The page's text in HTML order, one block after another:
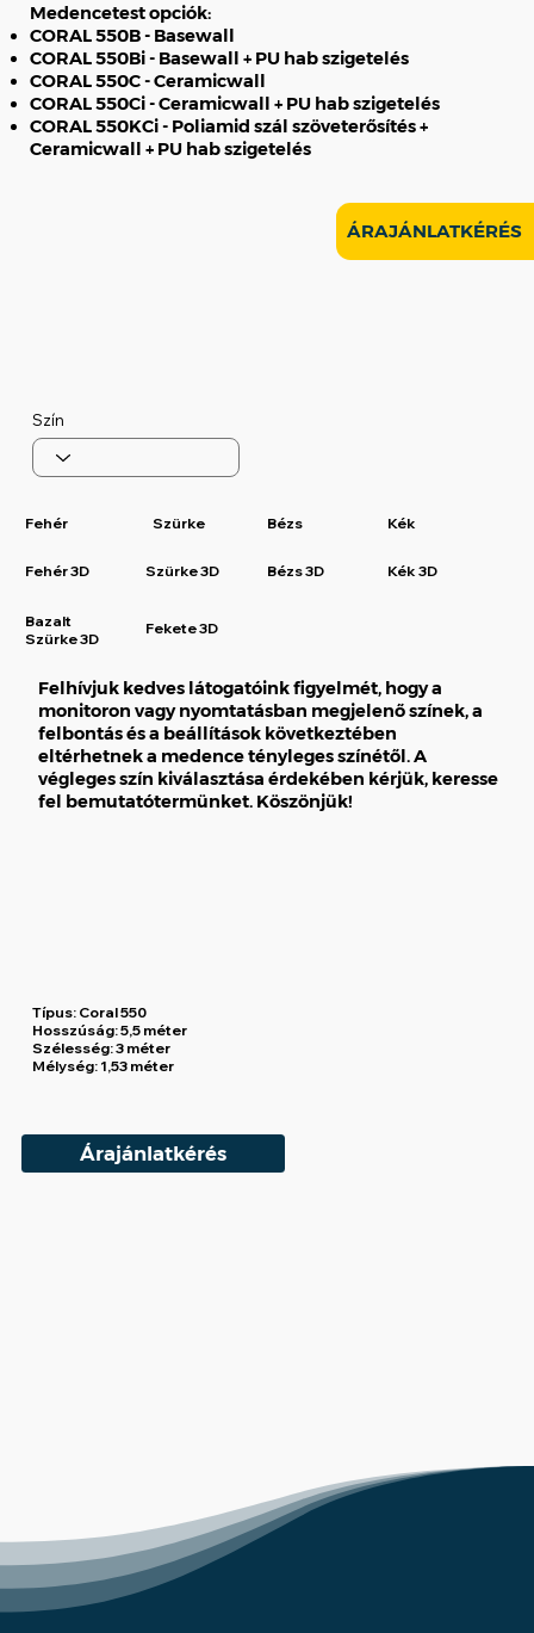
Medencetest opciók:
CORAL 550B - Basewall
CORAL 550Bi - Basewall + PU hab szigetelés
CORAL 550C - Ceramicwall
CORAL 550Ci - Ceramicwall + PU hab szigetelés
CORAL 550KCi - Poliamid szál szöveterősítés +
Ceramicwall + PU hab szigetelés
Szín
Fehér Szürke Bézs Kék
Fehér 3D Szürke 3D Bézs 3D Kék 3D
Bazalt
Szürke 3D
Fekete 3D
Felhívjuk kedves látogatóink figyelmét, hogy a
monitoron vagy nyomtatásban megjelenő színek, a
felbontás és a beállítások következtében
eltérhetnek a medence tényleges színétől. A
végleges szín kiválasztása érdekében kérjük, keresse
fel bemutatótermünket. Köszönjük!
Típus: Coral 550
Hosszúság:5,5 méter
Szélesség:3 méter
Mélység: 1,53 méter
Árajánlatkérés
ÁRAJÁNLATKÉRÉS